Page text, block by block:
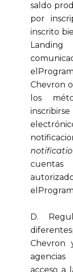
saldo
por
inscrito
Chevron
los
D.
Chevron
acceso a